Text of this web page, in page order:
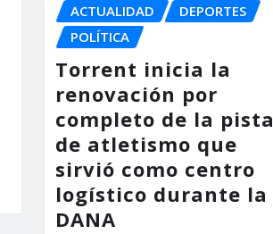
ACTUALIDAD
DEPORTES
POLÍTICA
Torrent inicia la
renovación por
completo de la pista
de atletismo que
sirvió como centro
logístico durante la
DANA